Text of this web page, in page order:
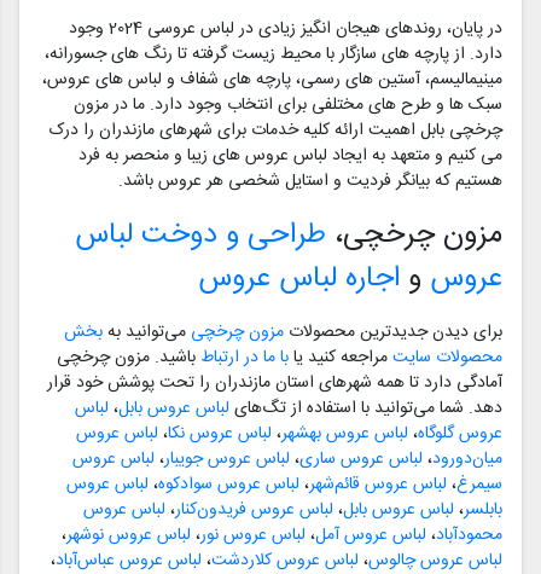
در پایان، روندهای هیجان انگیز زیادی در لباس عروسی 2024 وجود
دارد. از پارچه های سازگار با محیط زیست گرفته تا رنگ های جسورانه،
مینیمالیسم، آستین های رسمی، پارچه های شفاف و لباس های عروس،
سبک ها و طرح های مختلفی برای انتخاب وجود دارد. ما در مزون
چرخچی بابل اهمیت ارائه کلیه خدمات برای شهرهای مازندران را درک
می کنیم و متعهد به ایجاد لباس عروس های زیبا و منحصر به فرد
هستیم که بیانگر فردیت و استایل شخصی هر عروس باشد.
مزون چرخچی، طراحی و دوخت لباس
عروس و اجاره لباس عروس
برای دیدن جدیدترین محصولات مزون چرخچی می‌توانید بهبخش
محصولات سایتمراجعه کنید یابا ما در ارتباط باشید. مزون چرخچی
آمادگی دارد تا همه شهرهای استان مازندران را تحت پوشش خود قرار
دهد. شما می‌توانید با استفاده از تگ‌های لباس عروس بابل، لباس
عروس گلوگاه، لباس عروس بهشهر، لباس عروس نکا، لباس عروس
میان‌دورود، لباس عروس ساری، لباس عروس جویبار، لباس عروس
سیمرغ، لباس عروس قائم‌شهر، لباس عروس سوادکوه، لباس عروس
بابلسر، لباس عروس بابل، لباس عروس فریدون‌کنار، لباس عروس
محمودآباد، لباس عروس آمل، لباس عروس نور، لباس عروس نوشهر،
لباس عروس چالوس، لباس عروس کلاردشت، لباس عروس عباس‌آباد،